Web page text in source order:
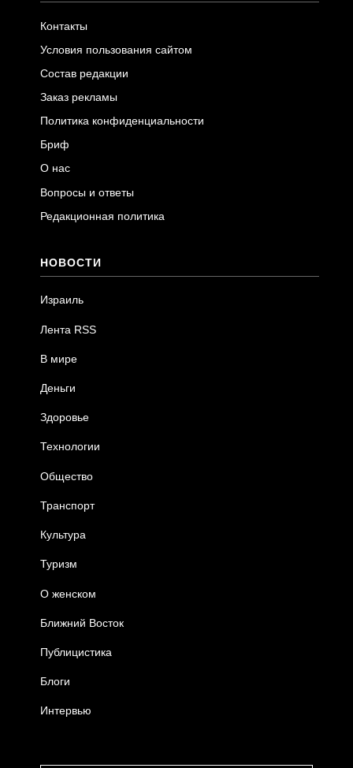
Контакты
Условия пользования сайтом
Состав редакции
Заказ рекламы
Политика конфиденциальности
Бриф
О нас
Вопросы и ответы
Редакционная политика
НОВОСТИ
Израиль
Лента RSS
В мире
Деньги
Здоровье
Технологии
Общество
Транспорт
Культура
Туризм
О женском
Ближний Восток
Публицистика
Блоги
Интервью